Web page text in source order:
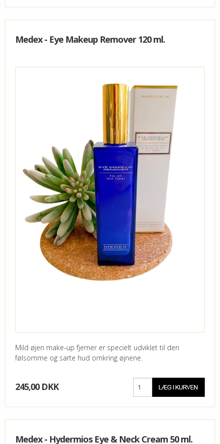
Medex - Eye Makeup Remover 120 ml.
Mild øjen make-up fjerner er specielt udviklet til den
følsomme og sarte hud omkring øjnene.
245,00 DKK
Medex - Hydermios Eye & Neck Cream 50 ml.